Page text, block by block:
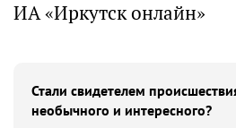
ИА «Иркутск онлайн»
Стали свидетелем
необычного и интересного?